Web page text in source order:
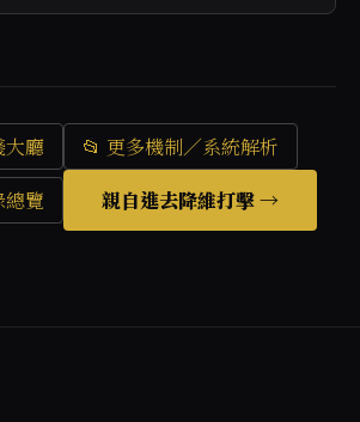
廳
📂 更多機制／系統解析
總覽
親自進去降維打擊 →